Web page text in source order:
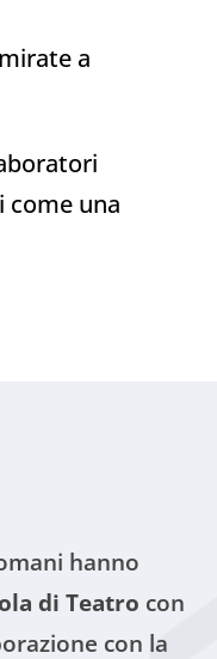
a
come una
hanno
di Teatro con
con la